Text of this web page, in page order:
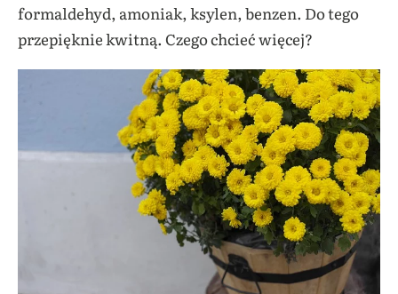
formaldehyd, amoniak, ksylen, benzen. Do tego
przepięknie kwitną. Czego chcieć więcej?